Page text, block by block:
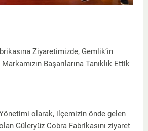
Ziyaretimizde, Gemlik’in
Başarılarına Tanıklık Ettik
olarak, ilçemizin önde gelen
Güleryüz Cobra Fabrikasını ziyaret